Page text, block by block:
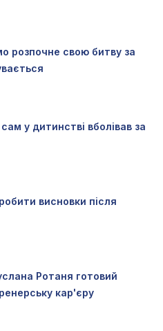
розпочне свою битву за
у дитинстві вболівав за
висновки після
Ротаня готовий
кар'єру